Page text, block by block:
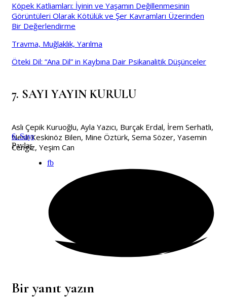
Köpek Katliamları: İyinin ve Yaşamın Değillenmesinin
Görüntüleri Olarak Kötülük ve Şer Kavramları Üzerinden
Bir Değerlendirme
Travma, Muğlaklık, Yarılma
Öteki Dil: “Ana Dil” in Kaybına Dair Psikanalitik Düşünceler
7. SAYI YAYIN KURULU
Aslı Çepik Kuruoğlu, Ayla Yazıcı, Burçak Erdal, İrem Serhatlı,
Nesli Keskinöz Bilen, Mine Öztürk, Sema Sözer, Yasemin
Cengiz, Yeşim Can
6. Sayı
Paylaş
fb
Bir yanıt yazın